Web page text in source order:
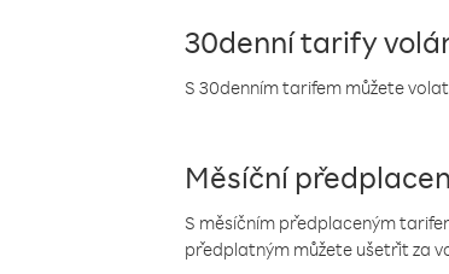
30denní tarify
S 30denním tarifem můžete
Měsíční
S měsíčním předplaceným
předplatným můžete ušetřit za